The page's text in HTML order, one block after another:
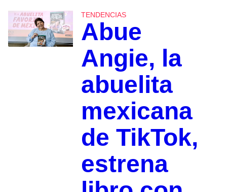
TENDENCIAS
Abue
Angie, la
abuelita
mexicana
de TikTok,
estrena